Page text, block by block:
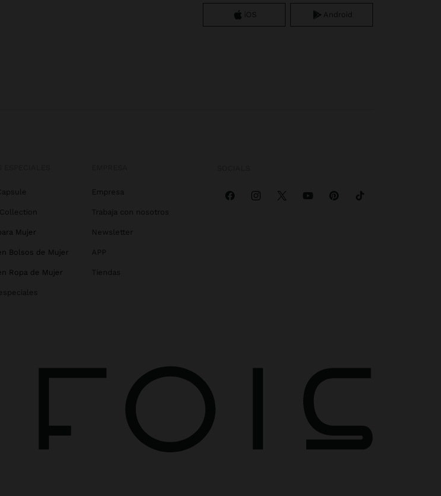
iOS Android
Mujer
Bolsos de Mujer
Ropa de Mujer
Empresa
Trabaja con nosotros
Newsletter
APP
Tiendas